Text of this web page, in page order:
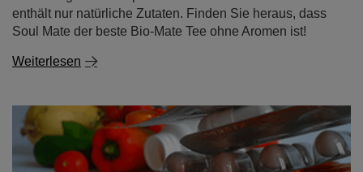
enthält nur natürliche Zutaten. Finden Sie heraus, dass
Soul Mate der beste Bio-Mate Tee ohne Aromen ist!
Weiterlesen